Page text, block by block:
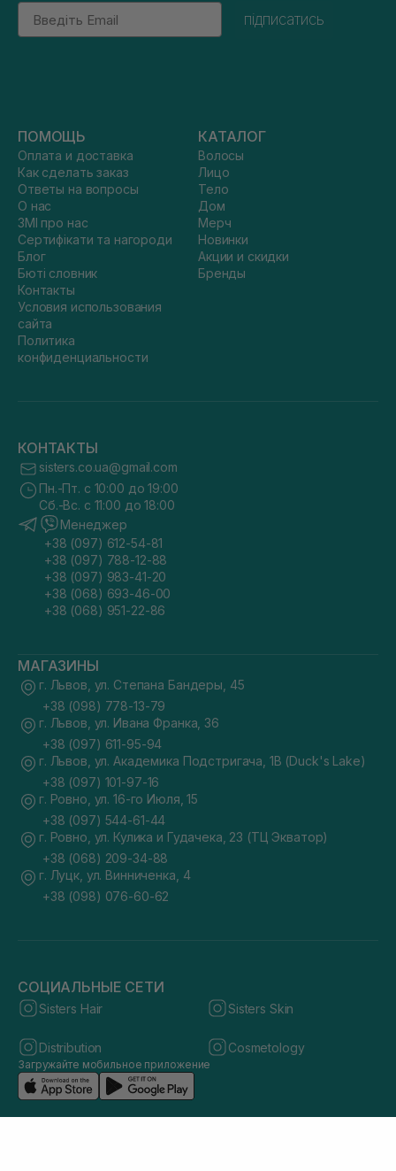
Email
підписатись
ПОМОЩЬ
Оплата и доставка
Как сделать заказ
Ответы на вопросы
О нас
ЗМІ про нас
Сертифікати та нагороди
Блог
Бюті словник
Контакты
Условия использования
сайта
Политика
конфиденциальности
КАТАЛОГ
Волосы
Лицо
Тело
Дом
Мерч
Новинки
Акции и скидки
Бренды
КОНТАКТЫ
sisters.co.ua@gmail.com
Пн.-Пт. с 10:00 до 19:00
Сб.-Вс. с 11:00 до 18:00
Менеджер
+38 (097) 612-54-81
+38 (097) 788-12-88
+38 (097) 983-41-20
+38 (068) 693-46-00
+38 (068) 951-22-86
МАГАЗИНЫ
г. Львов, ул. Степана Бандеры, 45
+38 (098) 778-13-79
г. Львов, ул. Ивана Франка, 36
+38 (097) 611-95-94
г. Львов, ул. Академика Подстригача, 1В (Duck's Lake)
+38 (097) 101-97-16
г. Ровно, ул. 16-го Июля, 15
+38 (097) 544-61-44
г. Ровно, ул. Кулика и Гудачека, 23 (ТЦ Экватор)
+38 (068) 209-34-88
г. Луцк, ул. Винниченка, 4
+38 (098) 076-60-62
СОЦИАЛЬНЫЕ СЕТИ
Sisters Hair Sisters Skin
Distribution Cosmetology
Загружайте мобильное приложение